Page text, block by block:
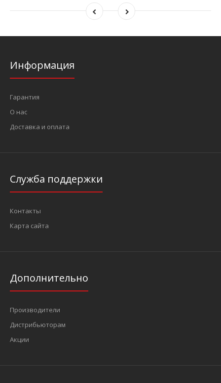
Информация
Гарантия
О нас
Доставка и оплата
Служба поддержки
Контакты
Карта сайта
Дополнительно
Производители
Дистрибьюторам
Акции